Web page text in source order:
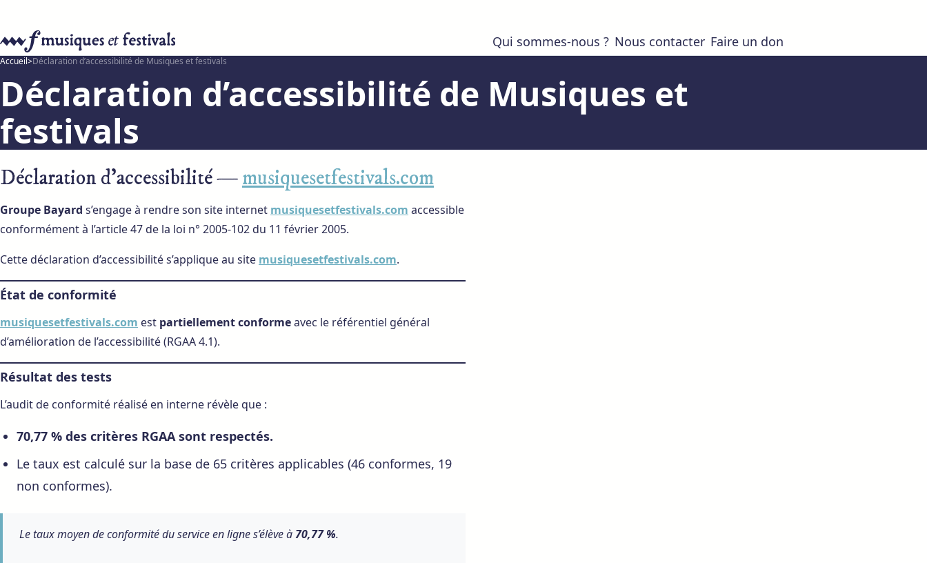
Qui sommes-nous ? Nous contacter Faire un don
Accueil>Déclaration d’accessibilité de Musiques et festivals
Déclaration d’accessibilité de Musiques et
festivals
Déclaration d’accessibilité —musiquesetfestivals.com
Groupe Bayard s’engage à rendre son site internet musiquesetfestivals.com accessible
conformément à l’article 47 de la loi n° 2005-102 du 11 février 2005.
Cette déclaration d’accessibilité s’applique au site musiquesetfestivals.com.
État de conformité
musiquesetfestivals.com est partiellement conformeavec le référentiel général
d’amélioration de l’accessibilité (RGAA 4.1).
Résultat des tests
L’audit de conformité réalisé en interne révèle que :
70,77 % des critères RGAA sont respectés.
Le taux est calculé sur la base de 65 critères applicables (46 conformes, 19
non conformes).
Le taux moyen de conformité du service en ligne s’élève à70,77 %.